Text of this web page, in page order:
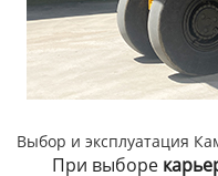
Выбор и эксплуатация
При выборе